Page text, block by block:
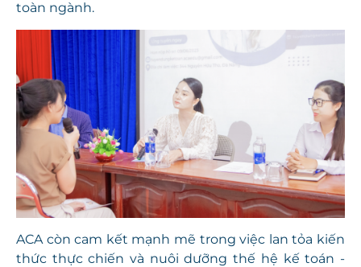
toàn ngành.
ACA còn cam kết mạnh mẽ trong việc lan tỏa kiến
thức thực chiến và nuôi dưỡng thế hệ kế toán -